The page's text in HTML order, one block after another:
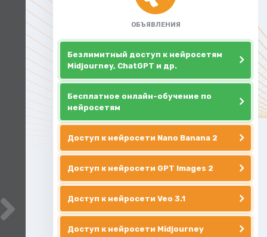
ОБЪЯВЛЕНИЯ
Безлимитный доступ к нейросетям
Midjourney, ChatGPT и др.
Бесплатное онлайн-обучение по
нейросетям
Доступ к нейросети Nano Banana 2
Доступ к нейросети GPT Images 2
Доступ к нейросети Veo 3.1
Доступ к нейросети Midjourney